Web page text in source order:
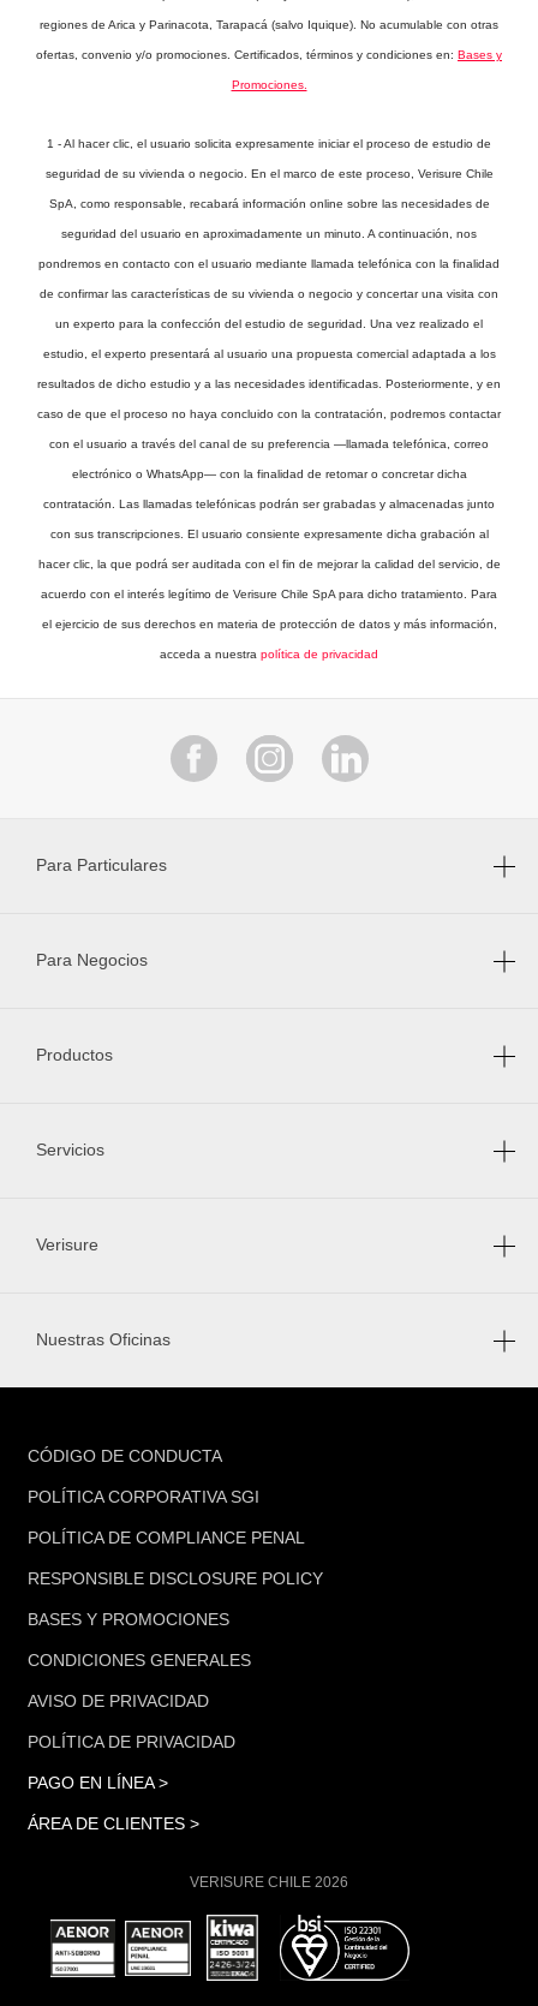
regiones de Arica y Parinacota, Tarapacá (salvo Iquique). No acumulable con otras
ofertas, convenio y/o promociones. Certificados, términos y condiciones en: Bases y
Promociones.
1 - Al hacer clic, el usuario solicita expresamente iniciar el proceso de estudio de
seguridad de su vivienda o negocio. En el marco de este proceso, Verisure Chile
SpA, como responsable, recabará información online sobre las necesidades de
seguridad del usuario en aproximadamente un minuto. A continuación, nos
pondremos en contacto con el usuario mediante llamada telefónica con la finalidad
de confirmar las características de su vivienda o negocio y concertar una visita con
un experto para la confección del estudio de seguridad. Una vez realizado el
estudio, el experto presentará al usuario una propuesta comercial adaptada a los
resultados de dicho estudio y a las necesidades identificadas. Posteriormente, y en
caso de que el proceso no haya concluido con la contratación, podremos contactar
con el usuario a través del canal de su preferencia —llamada telefónica, correo
electrónico o WhatsApp— con la finalidad de retomar o concretar dicha
contratación. Las llamadas telefónicas podrán ser grabadas y almacenadas junto
con sus transcripciones. El usuario consiente expresamente dicha grabación al
hacer clic, la que podrá ser auditada con el fin de mejorar la calidad del servicio, de
acuerdo con el interés legítimo de Verisure Chile SpA para dicho tratamiento. Para
el ejercicio de sus derechos en materia de protección de datos y más información,
acceda a nuestra política de privacidad
Para Particulares
Para Negocios
Productos
Servicios
Verisure
Nuestras Oficinas
FOOTER
CÓDIGO DE CONDUCTA
POLÍTICA CORPORATIVA SGI
POLÍTICA DE COMPLIANCE PENAL
RESPONSIBLE DISCLOSURE POLICY
BASES Y PROMOCIONES
CONDICIONES GENERALES
AVISO DE PRIVACIDAD
POLÍTICA DE PRIVACIDAD
PAGO EN LÍNEA >
ÁREA DE CLIENTES >
VERISURE CHILE 2026